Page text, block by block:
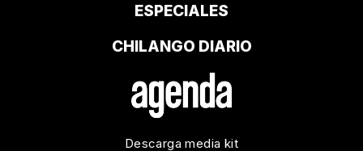
ESPECIALES
CHILANGO DIARIO
Descarga media kit